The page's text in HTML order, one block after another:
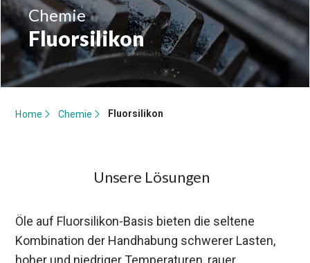
Chemie
Fluorsilikon
Home Chemie Fluorsilikon
Unsere Lösungen
Öle auf Fluorsilikon-Basis bieten die seltene
Kombination der Handhabung schwerer Lasten,
hoher und niedriger Temperaturen, rauer